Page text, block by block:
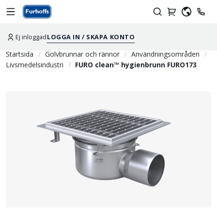
Ej inloggadLOGGA IN / SKAPA KONTO
Startsida Golvbrunnar och rännor
Användningsområden
Livsmedelsindustri
FURO clean™ hygienbrunn FURO173